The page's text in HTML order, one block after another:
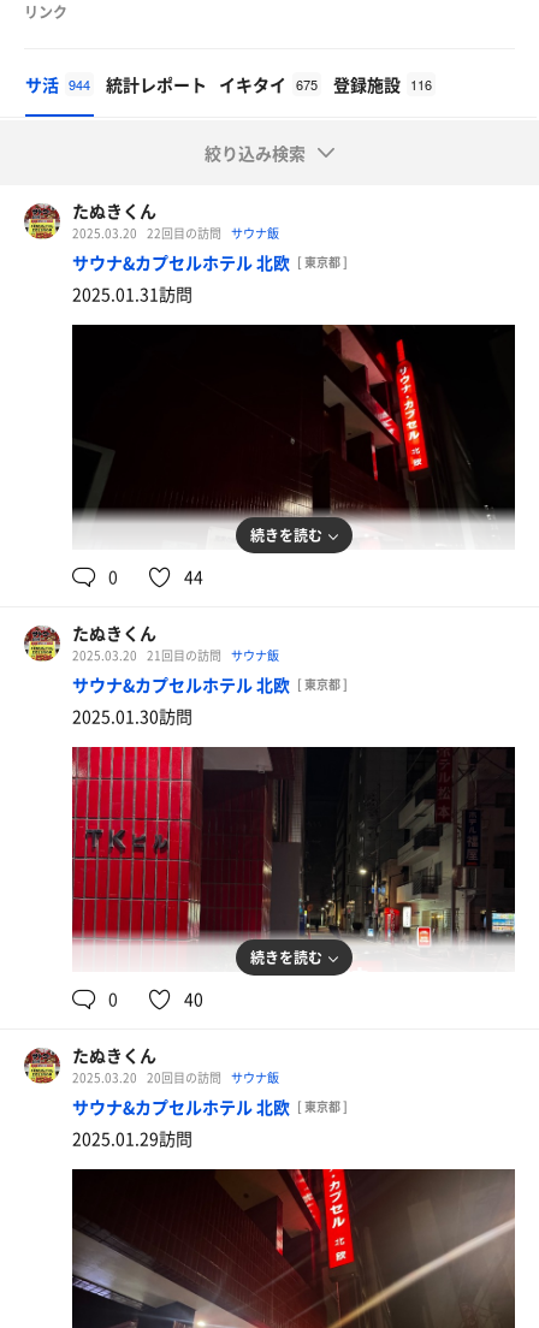
リンク
サ活 944 統計レポート イキタイ 675 登録施設 116
絞り込み検索
たぬきくん
2025.03.20 22回目の訪問 サウナ飯
サウナ&カプセルホテル 北欧 [ 東京都 ]
2025.01.31訪問
目玉焼定食
北欧の朝ごはん
続きを読む
0 44
たぬきくん
2025.03.20 21回目の訪問 サウナ飯
サウナ&カプセルホテル 北欧 [ 東京都 ]
2025.01.30訪問
続きを読む
0 40
たぬきくん
2025.03.20 20回目の訪問 サウナ飯
サウナ&カプセルホテル 北欧 [ 東京都 ]
2025.01.29訪問